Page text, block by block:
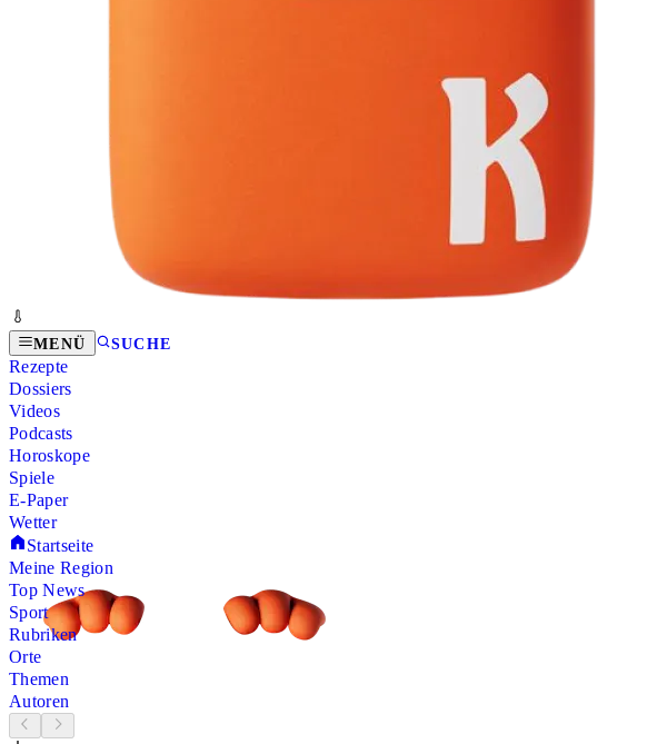
MENÜ SUCHE
Rezepte
Dossiers
Videos
Podcasts
Horoskope
Spiele
E-Paper
Wetter
Startseite
Meine Region
Top News
Sport
Rubriken
Orte
Themen
Autoren